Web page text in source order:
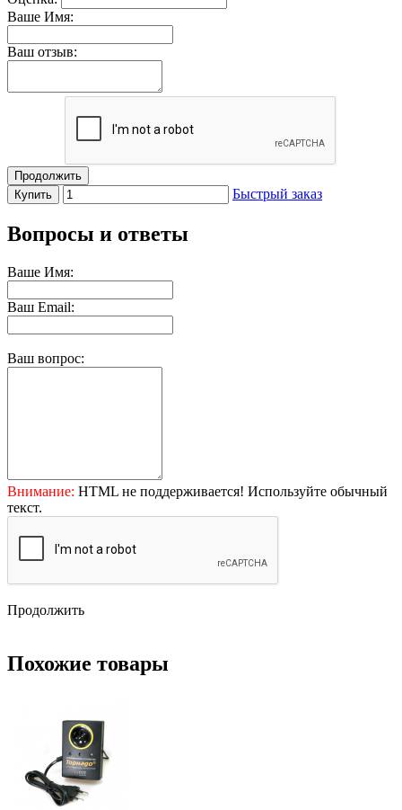
Ваше Имя:
Ваш отзыв:
Продолжить
Купить
Быстрый заказ
Вопросы и ответы
Ваше Имя:
Ваш Email:
Ваш вопрос:
Внимание: HTML не поддерживается! Используйте обычный
текст.
Продолжить
Похожие товары